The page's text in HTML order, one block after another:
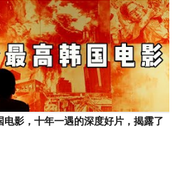
电影，十年一遇的深度好片，揭露了